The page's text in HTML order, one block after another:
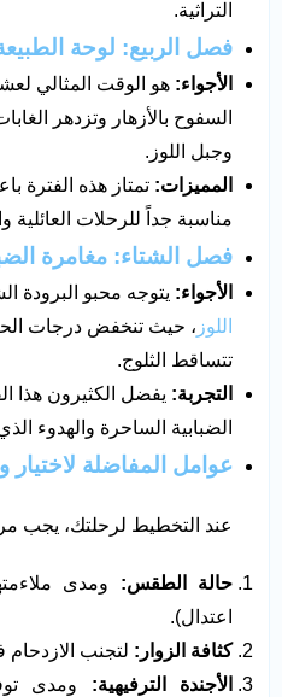
التراثية.
فصل الربيع: لوحة
الأجواء: هو الوقت المثالي
السفوح بالأزهار وتزدهر
وجبل اللوز.
المميزات: تمتاز هذه الفترة
مناسبة جداً للرحلات العائلية
فصل الشتاء: مغامرة
الأجواء: يتوجه محبو البرودة
اللوز ، حيث تنخفض درجات
تتساقط الثلوج.
التجربة: يفضل الكثيرون هذا
الضبابية الساحرة والهدوء
عوامل المفاضلة لاختيار
عند التخطيط لرحلتك، يجب
حالة الطقس: ومدى
اعتدال).
كثافة الزوار: لتجنب الازدحام
الأجندة الترفيهية: ومدى